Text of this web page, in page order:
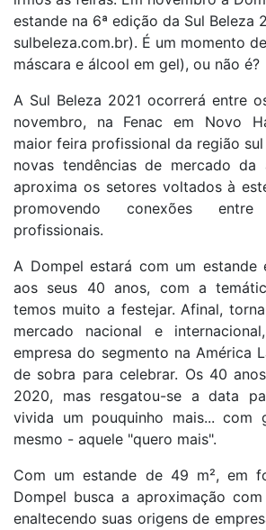
estande na 6ª edição da Sul Beleza
sulbeleza.com.br). É um momento
máscara e álcool em gel), ou não é?
A Sul Beleza 2021 ocorrerá entre
novembro, na Fenac em Novo
maior feira profissional da região
novas tendências de mercado da
aproxima os setores voltados à
promovendo conexões
profissionais.
A Dompel estará com um estande
aos seus 40 anos, com a
temos muito a festejar. Afinal,
mercado nacional e
empresa do segmento na América
de sobra para celebrar. Os 40
2020, mas resgatou-se a data
vivida um pouquinho mais... com
mesmo - aquele "quero mais".
Com um estande de 49 m², em
Dompel busca a aproximação
enaltecendo suas origens de